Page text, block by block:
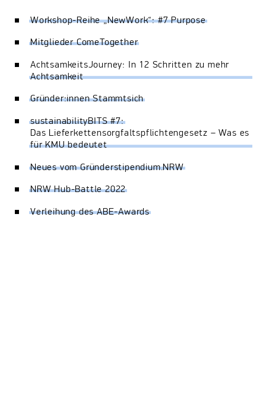
Workshop-Reihe „NewWork“: #7 Purpose
Mitglieder ComeTogether
AchtsamkeitsJourney: In 12 Schritten zu mehr
Achtsamkeit
Gründer:innen Stammtsich
sustainabilityBITS #7:
Das Lieferkettensorgfaltspflichtengesetz – Was es
für KMU bedeutet
Neues vom Gründerstipendium.NRW
NRW Hub-Battle 2022
Verleihung des ABE-Awards